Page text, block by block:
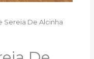
Sereia De Alcinha